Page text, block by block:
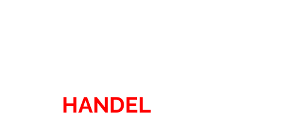
HANDEL